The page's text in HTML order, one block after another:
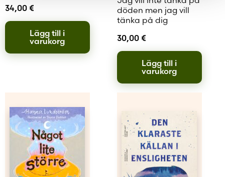
34,00 €
Lägg till i
varukorg
döden men jag vill
tänka på dig
30,00 €
Lägg till i
varukorg